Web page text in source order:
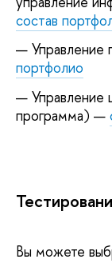
состав
портфолио
программа) —
Вы можете